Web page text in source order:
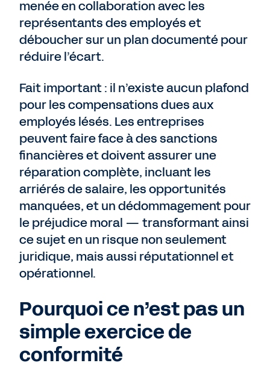
menée en collaboration avec les
représentants des employés et
déboucher sur un plan documenté pour
réduire l’écart.
Fait important : il n’existe aucun plafond
pour les compensations dues aux
employés lésés. Les entreprises
peuvent faire face à des sanctions
financières et doivent assurer une
réparation complète, incluant les
arriérés de salaire, les opportunités
manquées, et un dédommagement pour
le préjudice moral — transformant ainsi
ce sujet en un risque non seulement
juridique, mais aussi réputationnel et
opérationnel.
Pourquoi ce n’est pas un
simple exercice de
conformité